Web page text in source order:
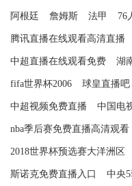
阿根廷 詹姆斯 法甲 76
腾讯直播在线观看高清直播
中超直播在线观看免费 湖
fifa世界杯2006 球皇直播吧
中超视频免费直播 中国电
nba季后赛免费直播高清观看
2018世界杯预选赛大洋洲区
斯诺克免费直播入口 中央